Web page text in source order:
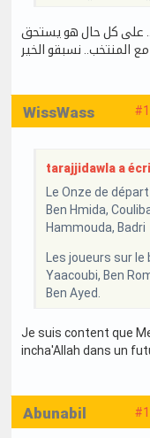
على كل حال هو يستحق
المنتخب.. نسبقو الخير
WissWass
tarajjidawla a
Le Onze de
Ben Hmida,
Hammouda, Badri
Les joueurs sur
Yaacoubi, Ben
Ben Ayed.
Je suis content que
incha'Allah dans un
Abunabil